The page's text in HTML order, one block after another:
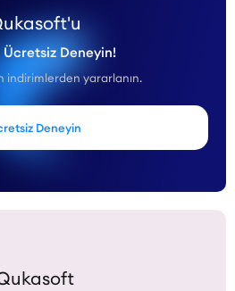
Ücretsiz Deneyin!
indirimlerden yararlanın.
Deneyin